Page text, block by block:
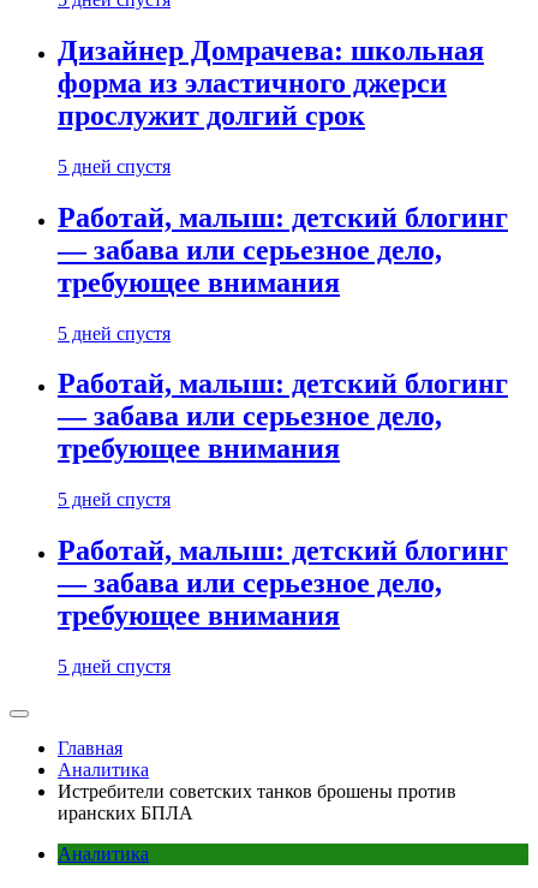
Дизайнер Домрачева: школьная
форма из эластичного джерси
прослужит долгий срок
5 дней спустя
Работай, малыш: детский блогинг
— забава или серьезное дело,
требующее внимания
5 дней спустя
Работай, малыш: детский блогинг
— забава или серьезное дело,
требующее внимания
5 дней спустя
Работай, малыш: детский блогинг
— забава или серьезное дело,
требующее внимания
5 дней спустя
Главная
Аналитика
Истребители советских танков брошены против
иранских БПЛА
Аналитика